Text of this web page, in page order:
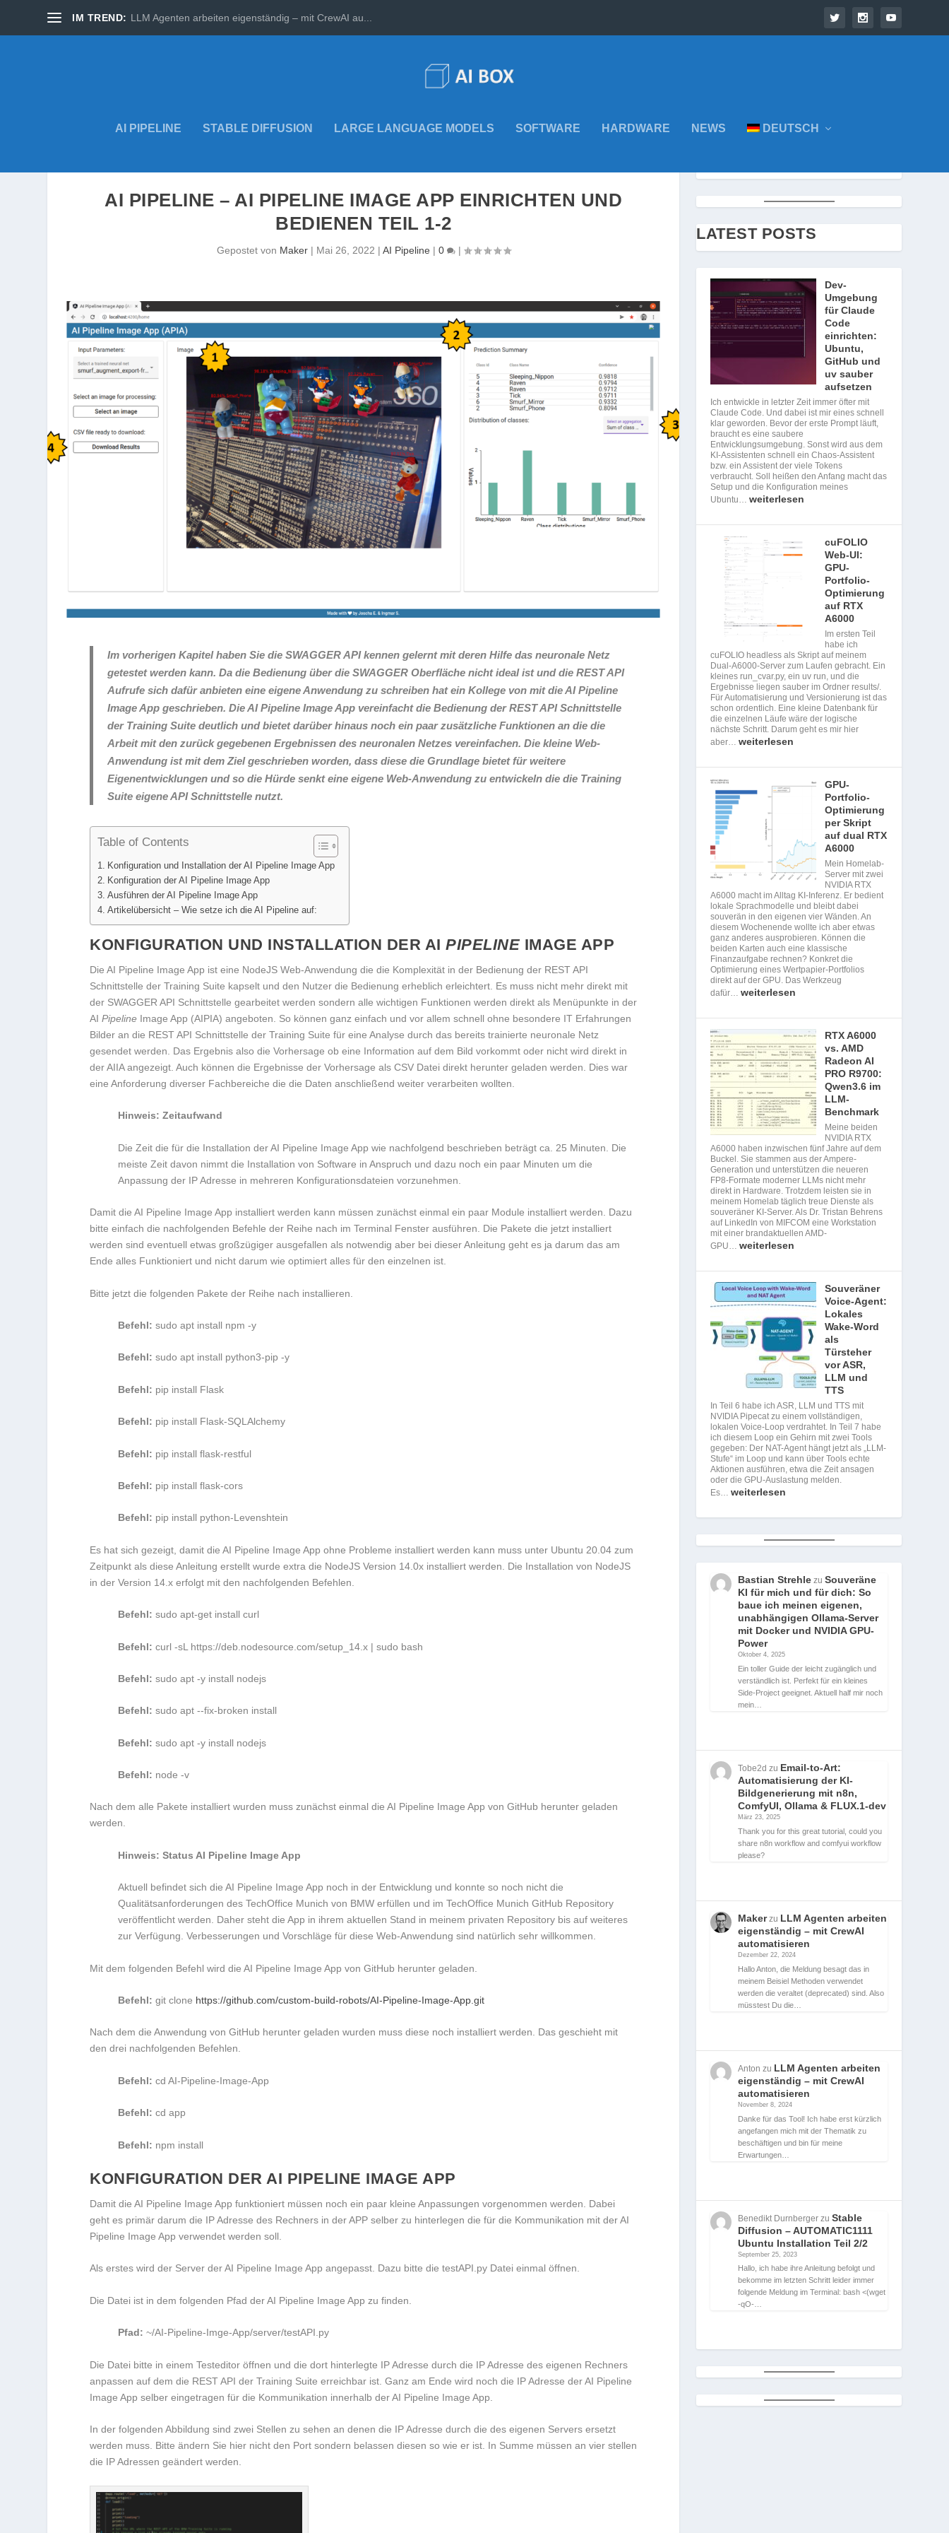
IM TREND: LLM Agenten arbeiten eigenständig – mit CrewAI au...
AI PIPELINE STABLE DIFFUSION LARGE LANGUAGE MODELS SOFTWARE HARDWARE NEWS DEUTSCH
AI PIPELINE – AI PIPELINE IMAGE APP EINRICHTEN UND
BEDIENEN TEIL 1-2
Gepostet von Maker| Mai 26, 2022 | AI Pipeline | 0 |
Im vorherigen Kapitel haben Sie die SWAGGER API kennen gelernt mit deren Hilfe das neuronale Netz
getestet werden kann. Da die Bedienung über die SWAGGER Oberfläche nicht ideal ist und die REST API
Aufrufe sich dafür anbieten eine eigene Anwendung zu schreiben hat ein Kollege von mit die AI Pipeline
Image App geschrieben. Die AI Pipeline Image App vereinfacht die Bedienung der REST API Schnittstelle
der Training Suite deutlich und bietet darüber hinaus noch ein paar zusätzliche Funktionen an die die
Arbeit mit den zurück gegebenen Ergebnissen des neuronalen Netzes vereinfachen. Die kleine Web-
Anwendung ist mit dem Ziel geschrieben worden, dass diese die Grundlage bietet für weitere
Eigenentwicklungen und so die Hürde senkt eine eigene Web-Anwendung zu entwickeln die die Training
Suite eigene API Schnittstelle nutzt.
Table of Contents
Konfiguration und Installation der AI Pipeline Image App
Konfiguration der AI Pipeline Image App
Ausführen der AI Pipeline Image App
Artikelübersicht – Wie setze ich die AI Pipeline auf:
KONFIGURATION UND INSTALLATION DER AIPIPELINE IMAGE APP
Die AI Pipeline Image App ist eine NodeJS Web-Anwendung die die Komplexität in der Bedienung der REST API
Schnittstelle der Training Suite kapselt und den Nutzer die Bedienung erheblich erleichtert. Es muss nicht mehr direkt mit
der SWAGGER API Schnittstelle gearbeitet werden sondern alle wichtigen Funktionen werden direkt als Menüpunkte in der
AIPipeline Image App (AIPIA) angeboten. So können ganz einfach und vor allem schnell ohne besondere IT Erfahrungen
Bilder an die REST API Schnittstelle der Training Suite für eine Analyse durch das bereits trainierte neuronale Netz
gesendet werden. Das Ergebnis also die Vorhersage ob eine Information auf dem Bild vorkommt oder nicht wird direkt in
der AIIA angezeigt. Auch können die Ergebnisse der Vorhersage als CSV Datei direkt herunter geladen werden. Dies war
eine Anforderung diverser Fachbereiche die die Daten anschließend weiter verarbeiten wollten.
Hinweis: Zeitaufwand
Die Zeit die für die Installation der AI Pipeline Image App wie nachfolgend beschrieben beträgt ca. 25 Minuten. Die
meiste Zeit davon nimmt die Installation von Software in Anspruch und dazu noch ein paar Minuten um die
Anpassung der IP Adresse in mehreren Konfigurationsdateien vorzunehmen.
Damit die AI Pipeline Image App installiert werden kann müssen zunächst einmal ein paar Module installiert werden. Dazu
bitte einfach die nachfolgenden Befehle der Reihe nach im Terminal Fenster ausführen. Die Pakete die jetzt installiert
werden sind eventuell etwas großzügiger ausgefallen als notwendig aber bei dieser Anleitung geht es ja darum das am
Ende alles Funktioniert und nicht darum wie optimiert alles für den einzelnen ist.
Bitte jetzt die folgenden Pakete der Reihe nach installieren.
Befehl: sudo apt install npm -y
Befehl:sudo apt install python3-pip -y
Befehl: pip install Flask
Befehl: pip install Flask-SQLAlchemy
Befehl: pip install flask-restful
Befehl: pip install flask-cors
Befehl: pip install python-Levenshtein
Es hat sich gezeigt, damit die AI Pipeline Image App ohne Probleme installiert werden kann muss unter Ubuntu 20.04 zum
Zeitpunkt als diese Anleitung erstellt wurde extra die NodeJS Version 14.0x installiert werden. Die Installation von NodeJS
in der Version 14.x erfolgt mit den nachfolgenden Befehlen.
Befehl:sudo apt-get install curl
Befehl: curl -sL https://deb.nodesource.com/setup_14.x | sudo bash
Befehl: sudo apt -y install nodejs
Befehl: sudo apt --fix-broken install
Befehl: sudo apt -y install nodejs
Befehl: node -v
Nach dem alle Pakete installiert wurden muss zunächst einmal die AI Pipeline Image App von GitHub herunter geladen
werden.
Hinweis: Status AI Pipeline Image App
Aktuell befindet sich die AI Pipeline Image App noch in der Entwicklung und konnte so noch nicht die
Qualitätsanforderungen des TechOffice Munich von BMW erfüllen und im TechOffice Munich GitHub Repository
veröffentlicht werden. Daher steht die App in ihrem aktuellen Stand in meinem privaten Repository bis auf weiteres
zur Verfügung. Verbesserungen und Vorschläge für diese Web-Anwendung sind natürlich sehr willkommen.
Mit dem folgenden Befehl wird die AI Pipeline Image App von GitHub herunter geladen.
Befehl:git clone https://github.com/custom-build-robots/AI-Pipeline-Image-App.git
Nach dem die Anwendung von GitHub herunter geladen wurden muss diese noch installiert werden. Das geschieht mit
den drei nachfolgenden Befehlen.
Befehl: cd AI-Pipeline-Image-App
Befehl:cd app
Befehl: npm install
KONFIGURATION DER AI PIPELINE IMAGE APP
Damit die AI Pipeline Image App funktioniert müssen noch ein paar kleine Anpassungen vorgenommen werden. Dabei
geht es primär darum die IP Adresse des Rechners in der APP selber zu hinterlegen die für die Kommunikation mit der AI
Pipeline Image App verwendet werden soll.
Als erstes wird der Server der AI Pipeline Image App angepasst. Dazu bitte die testAPI.py Datei einmal öffnen.
Die Datei ist in dem folgenden Pfad der AI Pipeline Image App zu finden.
Pfad: ~/AI-Pipeline-Imge-App/server/testAPI.py
Die Datei bitte in einem Testeditor öffnen und die dort hinterlegte IP Adresse durch die IP Adresse des eigenen Rechners
anpassen auf dem die REST API der Training Suite erreichbar ist. Ganz am Ende wird noch die IP Adresse der AI Pipeline
Image App selber eingetragen für die Kommunikation innerhalb der AI Pipeline Image App.
In der folgenden Abbildung sind zwei Stellen zu sehen an denen die IP Adresse durch die des eigenen Servers ersetzt
werden muss. Bitte ändern Sie hier nicht den Port sondern belassen diesen so wie er ist. In Summe müssen an vier stellen
die IP Adressen geändert werden.
LATEST POSTS
Dev-
Umgebung
für Claude
Code
einrichten:
Ubuntu,
GitHub und
uv sauber
aufsetzen
Ich entwickle in letzter Zeit immer öfter mit
Claude Code. Und dabei ist mir eines schnell
klar geworden. Bevor der erste Prompt läuft,
braucht es eine saubere
Entwicklungsumgebung. Sonst wird aus dem
KI-Assistenten schnell ein Chaos-Assistent
bzw. ein Assistent der viele Tokens
verbraucht. Soll heißen den Anfang macht das
Setup und die Konfiguration meines
Ubuntu…weiterlesen
cuFOLIO
Web-UI:
GPU-
Portfolio-
Optimierung
auf RTX
A6000
Im ersten Teil
habe ich
cuFOLIO headless als Skript auf meinem
Dual-A6000-Server zum Laufen gebracht. Ein
kleines run_cvar.py, ein uv run, und die
Ergebnisse liegen sauber im Ordner results/.
Für Automatisierung und Versionierung ist das
schon ordentlich. Eine kleine Datenbank für
die einzelnen Läufe wäre der logische
nächste Schritt. Darum geht es mir hier
aber…weiterlesen
GPU-
Portfolio-
Optimierung
per Skript
auf dual RTX
A6000
Mein Homelab-
Server mit zwei
NVIDIA RTX
A6000 macht im Alltag KI-Inferenz. Er bedient
lokale Sprachmodelle und bleibt dabei
souverän in den eigenen vier Wänden. An
diesem Wochenende wollte ich aber etwas
ganz anderes ausprobieren. Können die
beiden Karten auch eine klassische
Finanzaufgabe rechnen? Konkret die
Optimierung eines Wertpapier-Portfolios
direkt auf der GPU. Das Werkzeug
dafür…weiterlesen
RTX A6000
vs. AMD
Radeon AI
PRO R9700:
Qwen3.6 im
LLM-
Benchmark
Meine beiden
NVIDIA RTX
A6000 haben inzwischen fünf Jahre auf dem
Buckel. Sie stammen aus der Ampere-
Generation und unterstützen die neueren
FP8-Formate moderner LLMs nicht mehr
direkt in Hardware. Trotzdem leisten sie in
meinem Homelab täglich treue Dienste als
souveräner KI-Server. Als Dr. Tristan Behrens
auf LinkedIn von MIFCOM eine Workstation
mit einer brandaktuellen AMD-
GPU…weiterlesen
Souveräner
Voice-Agent:
Lokales
Wake-Word
als
Türsteher
vor ASR,
LLM und
TTS
In Teil 6 habe ich ASR, LLM und TTS mit
NVIDIA Pipecat zu einem vollständigen,
lokalen Voice-Loop verdrahtet. In Teil 7 habe
ich diesem Loop ein Gehirn mit zwei Tools
gegeben: Der NAT-Agent hängt jetzt als „LLM-
Stufe“ im Loop und kann über Tools echte
Aktionen ausführen, etwa die Zeit ansagen
oder die GPU-Auslastung melden.
Es…weiterlesen
Bastian Strehle zuSouveräne
KI für mich und für dich: So
baue ich meinen eigenen,
unabhängigen Ollama-Server
mit Docker und NVIDIA GPU-
Power
Oktober 4, 2025
Ein toller Guide der leicht zugänglich und
verständlich ist. Perfekt für ein kleines
Side-Project geeignet. Aktuell half mir noch
mein…
Tobe2d zu Email-to-Art:
Automatisierung der KI-
Bildgenerierung mit n8n,
ComfyUI, Ollama & FLUX.1-dev
März 23, 2025
Thank you for this great tutorial, could you
share n8n workflow and comfyui workflow
please?
Makerzu LLM Agenten arbeiten
eigenständig – mit CrewAI
automatisieren
Dezember 22, 2024
Hallo Anton, die Meldung besagt das in
meinem Beisiel Methoden verwendet
werden die veraltet (deprecated) sind. Also
müsstest Du die…
Anton zu LLM Agenten arbeiten
eigenständig – mit CrewAI
automatisieren
November 8, 2024
Danke für das Tool! Ich habe erst kürzlich
angefangen mich mit der Thematik zu
beschäftigen und bin für meine
Erwartungen…
Benedikt Durnberger zuStable
Diffusion – AUTOMATIC1111
Ubuntu Installation Teil 2/2
September 25, 2023
Hallo, ich habe ihre Anleitung befolgt und
bekomme im letzten Schritt leider immer
folgende Meldung im Terminal: bash <(wget
-qO-…